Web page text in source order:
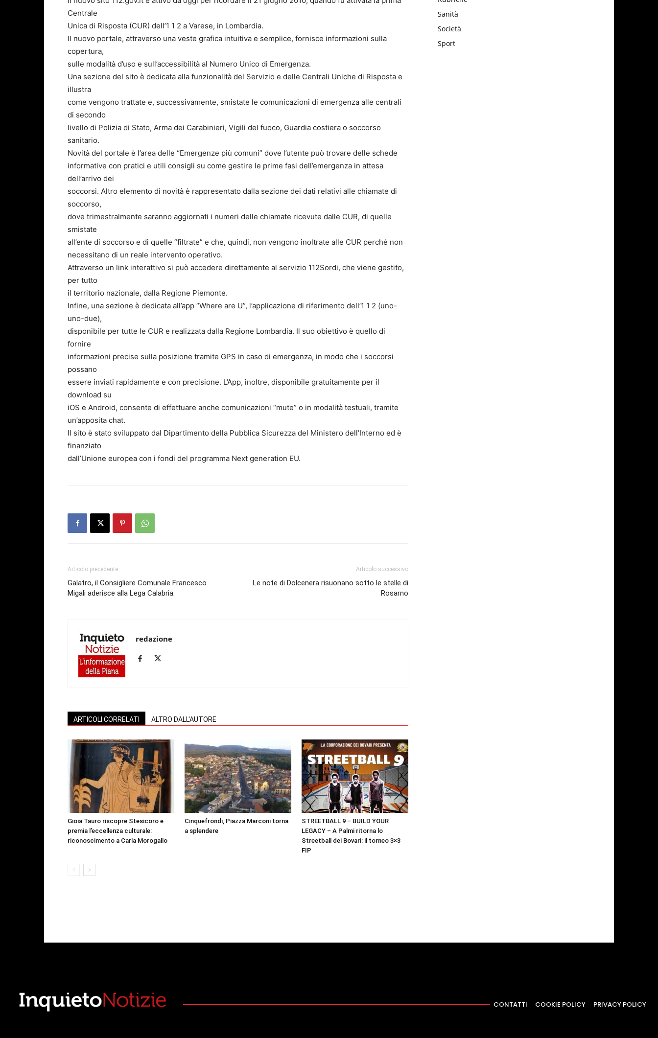
Centrale
Unica di Risposta (CUR) dell’1 1 2 a Varese, in Lombardia.
Il nuovo portale, attraverso una veste grafica intuitiva e semplice, fornisce informazioni sulla
copertura,
sulle modalità d’uso e sull’accessibilità al Numero Unico di Emergenza.
Una sezione del sito è dedicata alla funzionalità del Servizio e delle Centrali Uniche di Risposta e
illustra
come vengono trattate e, successivamente, smistate le comunicazioni di emergenza alle centrali
di secondo
livello di Polizia di Stato, Arma dei Carabinieri, Vigili del fuoco, Guardia costiera o soccorso
sanitario.
Novità del portale è l’area delle “Emergenze più comuni” dove l’utente può trovare delle schede
informative con pratici e utili consigli su come gestire le prime fasi dell’emergenza in attesa
dell’arrivo dei
soccorsi. Altro elemento di novità è rappresentato dalla sezione dei dati relativi alle chiamate di
soccorso,
dove trimestralmente saranno aggiornati i numeri delle chiamate ricevute dalle CUR, di quelle
smistate
all’ente di soccorso e di quelle “filtrate” e che, quindi, non vengono inoltrate alle CUR perché non
necessitano di un reale intervento operativo.
Attraverso un link interattivo si può accedere direttamente al servizio 112Sordi, che viene gestito,
per tutto
il territorio nazionale, dalla Regione Piemonte.
Infine, una sezione è dedicata all’app “Where are U”, l’applicazione di riferimento dell’1 1 2 (uno-
uno-due),
disponibile per tutte le CUR e realizzata dalla Regione Lombardia. Il suo obiettivo è quello di
fornire
informazioni precise sulla posizione tramite GPS in caso di emergenza, in modo che i soccorsi
possano
essere inviati rapidamente e con precisione. L’App, inoltre, disponibile gratuitamente per il
download su
iOS e Android, consente di effettuare anche comunicazioni “mute” o in modalità testuali, tramite
un’apposita chat.
Il sito è stato sviluppato dal Dipartimento della Pubblica Sicurezza del Ministero dell’Interno ed è
finanziato
dall’Unione europea con i fondi del programma Next generation EU.
Articolo precedente
Galatro, il Consigliere Comunale Francesco
Migali aderisce alla Lega Calabria.
Articolo successivo
Le note di Dolcenera risuonano sotto le stelle di
Rosarno
redazione
ARTICOLI CORRELATI ALTRO DALL'AUTORE
Gioia Tauro riscopre Stesicoro e
premia l’eccellenza culturale:
riconoscimento a Carla Morogallo
Cinquefrondi, Piazza Marconi torna
a splendere
STREETBALL 9 – BUILD YOUR
LEGACY – A Palmi ritorna lo
Streetball dei Bovari: il torneo 3×3
FIP
Sanità
Società
Sport
CONTATTI COOKIE POLICY PRIVACY POLICY